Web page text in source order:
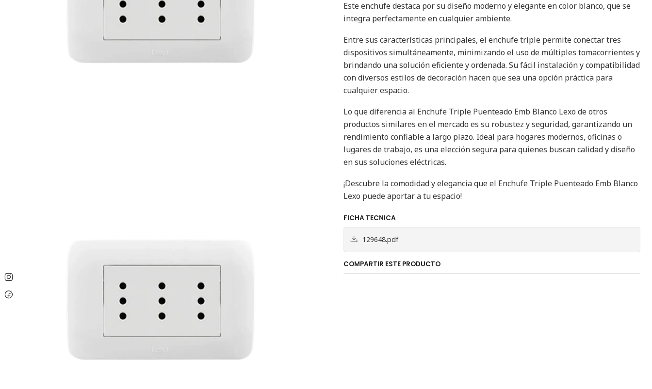
Este enchufe destaca por su diseño moderno y elegante en color blanco, que se
integra perfectamente en cualquier ambiente.
Entre sus características principales, el enchufe triple permite conectar tres
dispositivos simultáneamente, minimizando el uso de múltiples tomacorrientes y
brindando una solución eficiente y ordenada. Su fácil instalación y compatibilidad
con diversos estilos de decoración hacen que sea una opción práctica para
cualquier espacio.
Lo que diferencia al Enchufe Triple Puenteado Emb Blanco Lexo de otros
productos similares en el mercado es su robustez y seguridad, garantizando un
rendimiento confiable a largo plazo. Ideal para hogares modernos, oficinas o
lugares de trabajo, es una elección segura para quienes buscan calidad y diseño
en sus soluciones eléctricas.
¡Descubre la comodidad y elegancia que el Enchufe Triple Puenteado Emb Blanco
Lexo puede aportar a tu espacio!
FICHA TECNICA
129648.pdf
COMPARTIR ESTE PRODUCTO